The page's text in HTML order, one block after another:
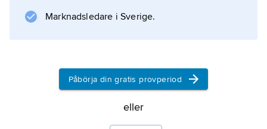
Information om artikeln
Marknadsledare i Sverige.
Påbörja din gratis provperiod
eller